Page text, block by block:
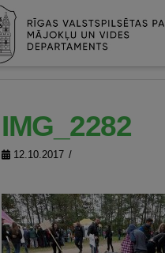
IMG_2282
12.10.2017